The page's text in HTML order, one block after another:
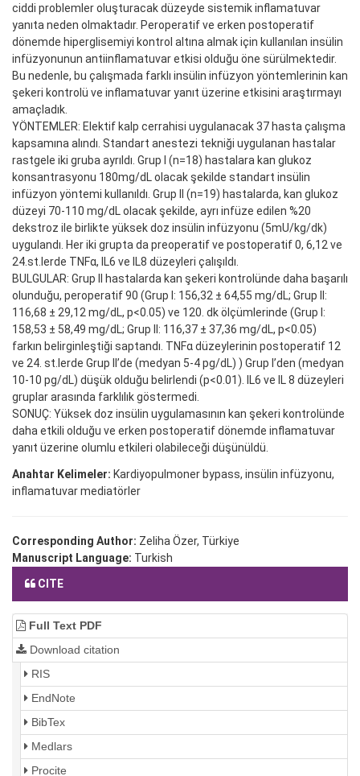
ciddi problemler oluşturacak düzeyde sistemik inflamatuvar
yanıta neden olmaktadır. Peroperatif ve erken postoperatif
dönemde hiperglisemiyi kontrol altına almak için kullanılan insülin
infüzyonunun antiinflamatuvar etkisi olduğu öne sürülmektedir.
Bu nedenle, bu çalışmada farklı insülin infüzyon yöntemlerinin kan
şekeri kontrolü ve inflamatuvar yanıt üzerine etkisini araştırmayı
amaçladık.
YÖNTEMLER: Elektif kalp cerrahisi uygulanacak 37 hasta çalışma
kapsamına alındı. Standart anestezi tekniği uygulanan hastalar
rastgele iki gruba ayrıldı. Grup I (n=18) hastalara kan glukoz
konsantrasyonu 180mg/dL olacak şekilde standart insülin
infüzyon yöntemi kullanıldı. Grup II (n=19) hastalarda, kan glukoz
düzeyi 70-110 mg/dL olacak şekilde, ayrı infüze edilen %20
dekstroz ile birlikte yüksek doz insülin infüzyonu (5mU/kg/dk)
uygulandı. Her iki grupta da preoperatif ve postoperatif 0, 6,12 ve
24.st.lerde TNFα, IL6 ve IL8 düzeyleri çalışıldı.
BULGULAR: Grup II hastalarda kan şekeri kontrolünde daha başarılı
olunduğu, peroperatif 90 (Grup I: 156,32 ± 64,55 mg/dL; Grup II:
116,68 ± 29,12 mg/dL, p<0.05) ve 120. dk ölçümlerinde (Grup I:
158,53 ± 58,49 mg/dL; Grup II: 116,37 ± 37,36 mg/dL, p<0.05)
farkın belirginleştiği saptandı. TNFα düzeylerinin postoperatif 12
ve 24. st.lerde Grup II’de (medyan 5-4 pg/dL) ) Grup I’den (medyan
10-10 pg/dL) düşük olduğu belirlendi (p<0.01). IL6 ve IL 8 düzeyleri
gruplar arasında farklılık göstermedi.
SONUÇ: Yüksek doz insülin uygulamasının kan şekeri kontrolünde
daha etkili olduğu ve erken postoperatif dönemde inflamatuvar
yanıt üzerine olumlu etkileri olabileceği düşünüldü.
Anahtar Kelimeler: Kardiyopulmoner bypass, insülin infüzyonu,
inflamatuvar mediatörler
Corresponding Author: Zeliha Özer, Türkiye
Manuscript Language: Turkish
CITE
Full Text PDF
Download citation
RIS
EndNote
BibTex
Medlars
Procite